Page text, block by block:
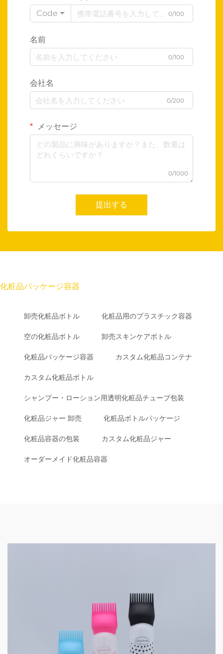
Code
0/100
名前
0/100
会社名
0/200
メッセージ
0/1000
提出する
化粧品パッケージ容器
卸売化粧品ボトル 化粧品用のプラスチック容器
空の化粧品ボトル 卸売スキンケアボトル
化粧品パッケージ容器 カスタム化粧品コンテナ
カスタム化粧品ボトル
シャンプー・ローション用透明化粧品チューブ包装
化粧品ジャー 卸売 化粧品ボトルパッケージ
化粧品容器の包装 カスタム化粧品ジャー
オーダーメイド化粧品容器